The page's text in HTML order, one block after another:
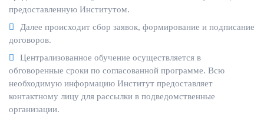
предоставленную Институтом.
Далее происходит сбор заявок, формирование и подписание
договоров.
Централизованное обучение осуществляется в
обговоренные сроки по согласованной программе. Всю
необходимую информацию Институт предоставляет
контактному лицу для рассылки в подведомственные
организации.